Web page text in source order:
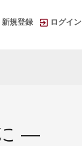
新規登録 ログイン
―